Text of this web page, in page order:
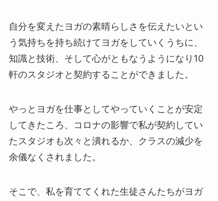
自分を変えたヨガの素晴らしさを伝えたいとい
う気持ちを持ち続けてヨガをしていくうちに、
知識と技術、そして心がともなうようになり10
軒のスタジオと契約することができました。
やっとヨガを仕事としてやっていくことが安定
してきたころ、コロナの影響で私が契約してい
たスタジオも次々と潰れるか、クラスの減少を
余儀なくされました。
そこで、私を育ててくれた生徒さんたちがヨガ